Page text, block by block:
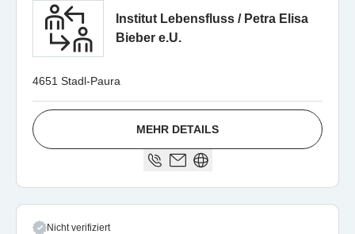
Institut Lebensfluss / Petra Elisa
Bieber e.U.
4651 Stadl-Paura
MEHR DETAILS
Nicht verifiziert